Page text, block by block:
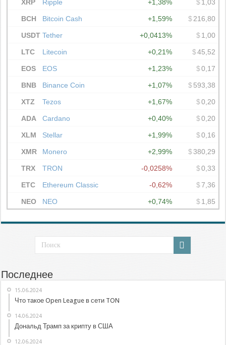
Последнее
15.06.2024
Что такое Open League в сети TON
14.06.2024
Дональд Трамп за крипту в США
12.06.2024